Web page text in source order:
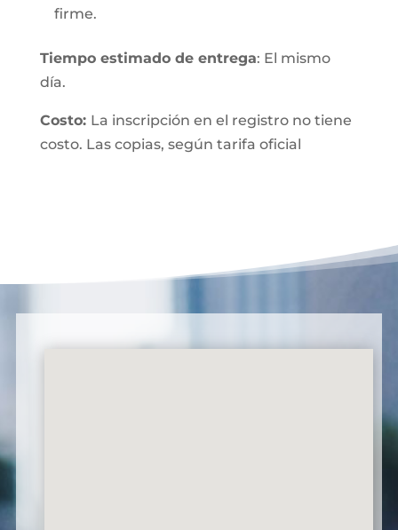
firme.
Tiempo estimado de entrega: El mismo
día.
Costo: La inscripción en el registro no tiene
costo. Las copias, según tarifa oficial